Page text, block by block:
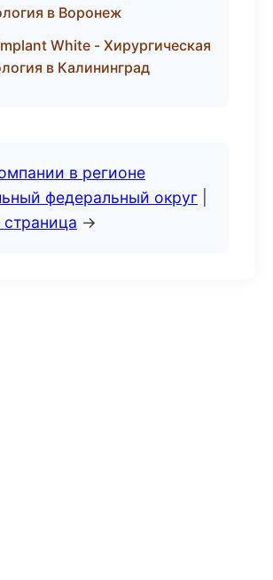
в Воронеж
White - Хирургическая
в Калининград
в регионе
федеральный округ
страница →